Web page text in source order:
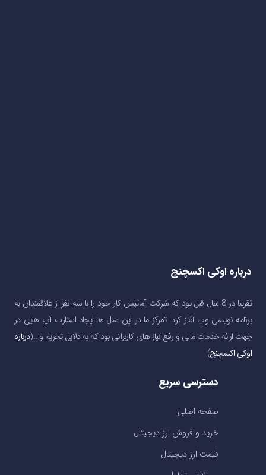
درباره اوکی اکسچنج
تقریبا در 8 سال قبل بود که شرکت آماتیس کار خود را با سه نفر از علاقمندان به
برنامه نویسی وب آغاز کرد. تمرکز ما در این سال ها ایجاد استارت آپ هایی در
جهت ارائه خدمات مالی و رفع نیاز های کاربرانی بود که به دلایل تحریم و …(درباره
اوکی اکسچنج)
دسترسی سریع
صفحه اصلی
خرید و فروش ارز دیجیتال
قیمت ارز دیجیتال